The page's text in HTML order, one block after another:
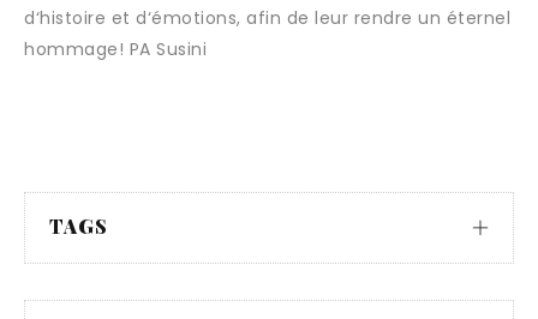
d‘histoire et d‘émotions, afin de leur rendre un éternel
hommage! PA Susini
TAGS